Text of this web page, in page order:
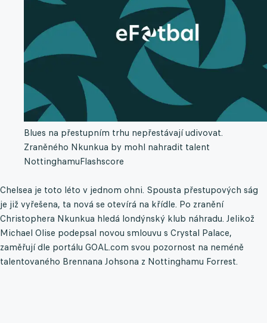
Blues na přestupním trhu nepřestávají udivovat.
Zraněného Nkunkua by mohl nahradit talent
NottinghamuFlashscore
Chelsea je toto léto v jednom ohni. Spousta přestupových ság
je již vyřešena, ta nová se otevírá na křídle. Po zranění
Christophera Nkunkua hledá londýnský klub náhradu. Jelikož
Michael Olise podepsal novou smlouvu s Crystal Palace,
zaměřují dle portálu GOAL.com svou pozornost na neméně
talentovaného Brennana Johsona z Nottinghamu Forrest.